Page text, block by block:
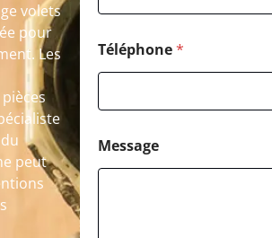
volets
pour
Les
peut
Téléphone*
Message